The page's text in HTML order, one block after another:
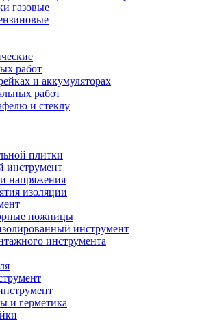
газовые
работ
и аккумуляторах
работ
и стеклу
плитки
инструмент
напряжения
изоляции
ножницы
инструмент
инструмента
и герметика